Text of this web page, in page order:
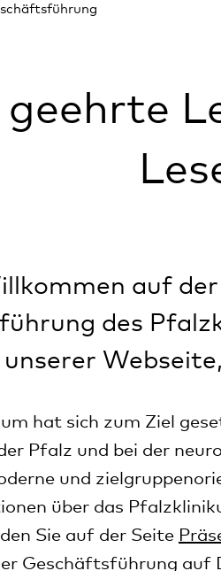
auf
des
hat sich zum Ziel
Pfalz und bei der
und
über das
Sie auf der Seite
Geschäftsführung auf